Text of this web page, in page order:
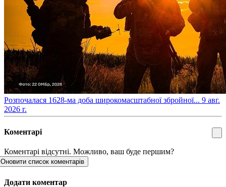
​Розпочалася 1628-ма доба широкомасштабної збройної... 9 авг.
2026 г.
Коментарі
Коментарі відсутні. Можливо, ваш буде першим?
Оновити список коментарів
Додати коментар